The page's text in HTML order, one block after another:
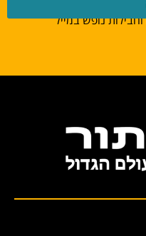
נופש במייל